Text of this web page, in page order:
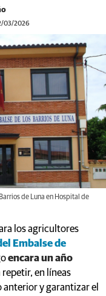
03/2026
de Luna en Hospital de
los agricultores
Embalse de
encara un año
en líneas
anterior y garantizar el